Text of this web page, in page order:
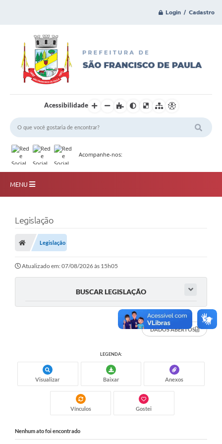
Login / Cadastro
Acessibilidade
Acompanhe-nos:
MENU
Carta de Serviços
Secretarias
A Cidade
Transparência
EMPREGA
Multimídia
Lei Geral de Proteção de dados - LGPD
Legislação
Legislação
Atualizado em: 07/08/2026 às 15h05
BUSCAR LEGISLAÇÃO
DADOS ABERTOS
LEGENDA:
Visualizar Baixar Anexos
Vínculos Gostei
Nenhum ato foi encontrado